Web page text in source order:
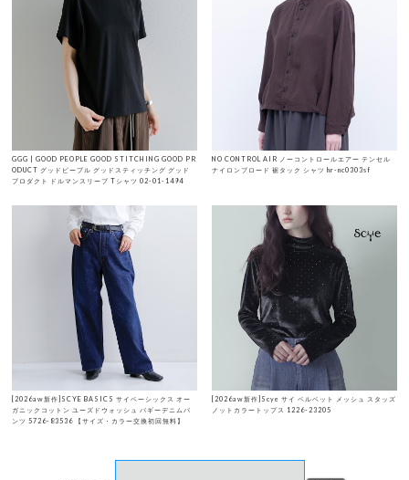
GGG | GOOD PEOPLE GOOD STITCHING GOOD PR
ODUCT グッドピープル グッドスティッチング グッド
プロダクト ドルマンスリーブ Tシャツ 02-01-1494
NO CONTROL AIR ノーコントロールエアー テンセル
ナイロンブロード 裾タック シャツ hr-nc0303sf
[2026aw新作]SCYE BASICS サイベーシックス オー
ガニックコットン ユーズドウォッシュ バギーデニムパ
ンツ 5726-83536 【サイズ・カラー交換初回無料】
[2026aw新作]Scye サイ ベルベット メッシュ スタッズ
ノットカラートップス 1226-23205